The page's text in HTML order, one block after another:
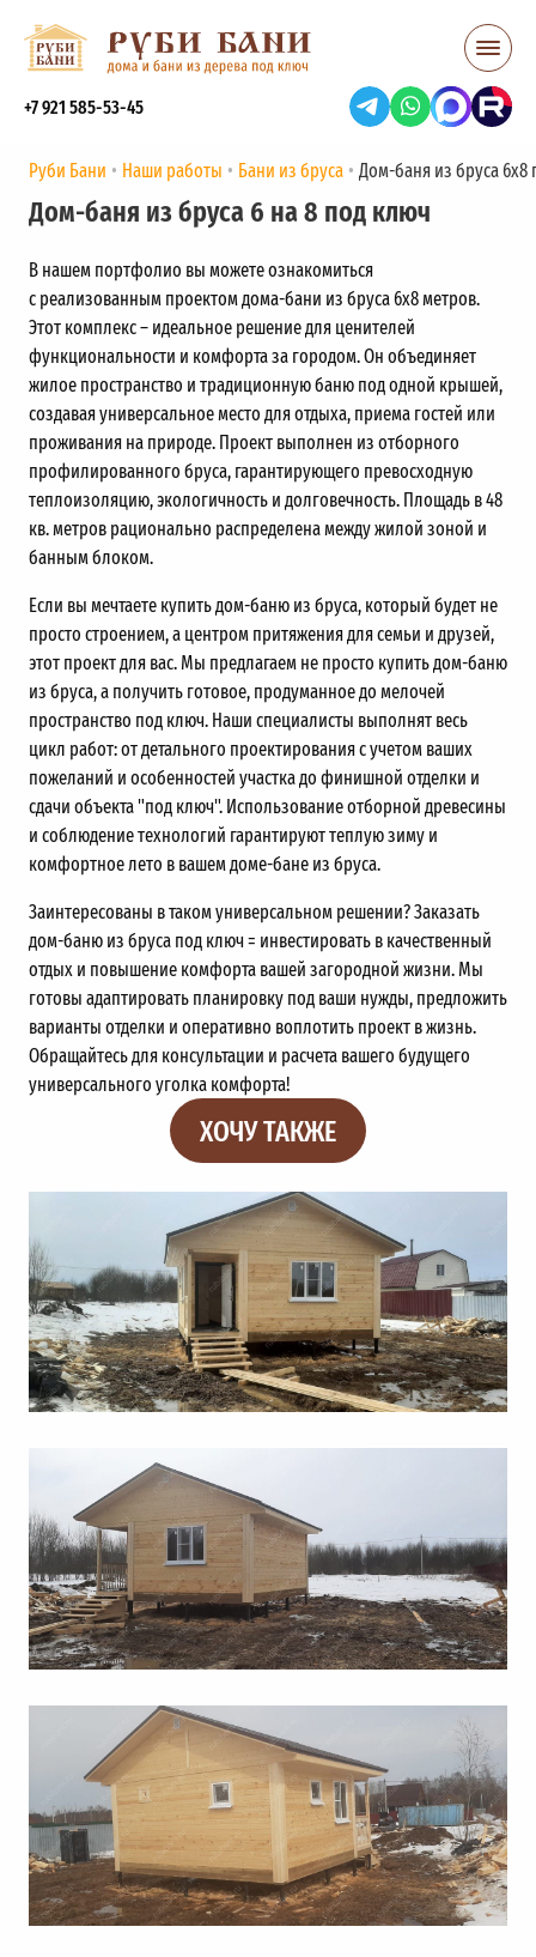
+7 921 585-53-45
Руби Бани Наши работы Бани из бруса Дом-баня из бруса 6х8
Дом-баня из бруса 6 на 8 под ключ
В нашем портфолио вы можете ознакомиться
с реализованным проектом дома-бани из бруса 6х8 метров.
Этот комплекс – идеальное решение для ценителей
функциональности и комфорта за городом. Он объединяет
жилое пространство и традиционную баню под одной крышей,
создавая универсальное место для отдыха, приема гостей или
проживания на природе. Проект выполнен из отборного
профилированного бруса, гарантирующего превосходную
теплоизоляцию, экологичность и долговечность. Площадь в 48
кв. метров рационально распределена между жилой зоной и
банным блоком.
Если вы мечтаете купить дом-баню из бруса, который будет не
просто строением, а центром притяжения для семьи и друзей,
этот проект для вас. Мы предлагаем не просто купить дом-баню
из бруса, а получить готовое, продуманное до мелочей
пространство под ключ. Наши специалисты выполнят весь
цикл работ: от детального проектирования с учетом ваших
пожеланий и особенностей участка до финишной отделки и
сдачи объекта "под ключ". Использование отборной древесины
и соблюдение технологий гарантируют теплую зиму и
комфортное лето в вашем доме-бане из бруса.
Заинтересованы в таком универсальном решении? Заказать
дом-баню из бруса под ключ = инвестировать в качественный
отдых и повышение комфорта вашей загородной жизни. Мы
готовы адаптировать планировку под ваши нужды, предложить
варианты отделки и оперативно воплотить проект в жизнь.
Обращайтесь для консультации и расчета вашего будущего
универсального уголка комфорта!
ХОЧУ ТАКЖЕ